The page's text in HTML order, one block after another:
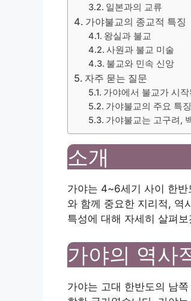
일본과의 교류
가야불교의 종교적 특징
왕실과 불교
사원과 불교 미술
불교와 민속 신앙
자주 묻는 질문
가야에서 불교가 시
가야불교의 주요 특
가야불교는 고구려,
소개
가야는 4~6세기 사이 한
와 함께 중요한 지리적, 역
특성에 대해 자세히 살펴보
가야의 역사
가야는 고대 한반도의 남